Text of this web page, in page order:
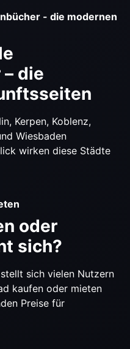
die
Kerpen, Koblenz,
Wiesbaden
wirken diese Städte
oder
sich?
sich vielen Nutzern
kaufen oder mieten
Preise für